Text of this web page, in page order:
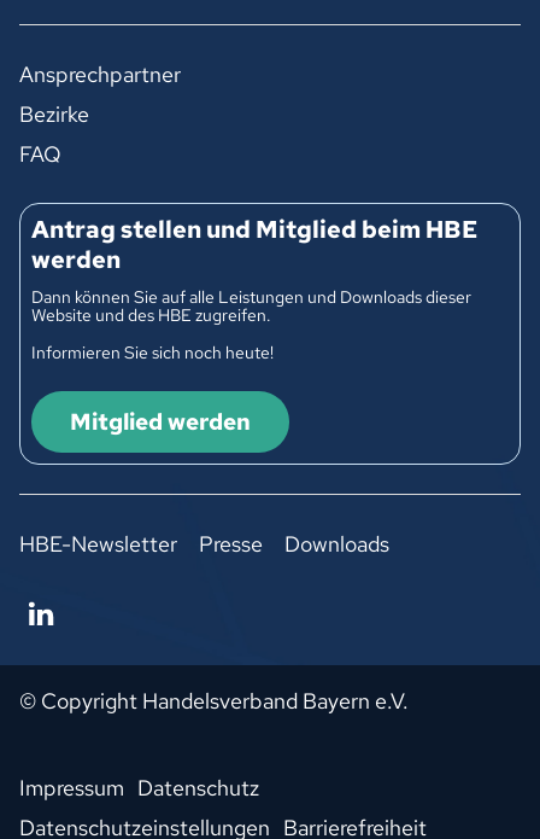
Ansprechpartner
Bezirke
FAQ
Antrag stellen und Mitglied beim HBE
werden
Dann können Sie auf alle Leistungen und Downloads dieser
Website und des HBE zugreifen.
Informieren Sie sich noch heute!
Mitglied werden
HBE-Newsletter Presse Downloads
© Copyright Handelsverband Bayern e.V.
Impressum Datenschutz
Datenschutzeinstellungen Barrierefreiheit